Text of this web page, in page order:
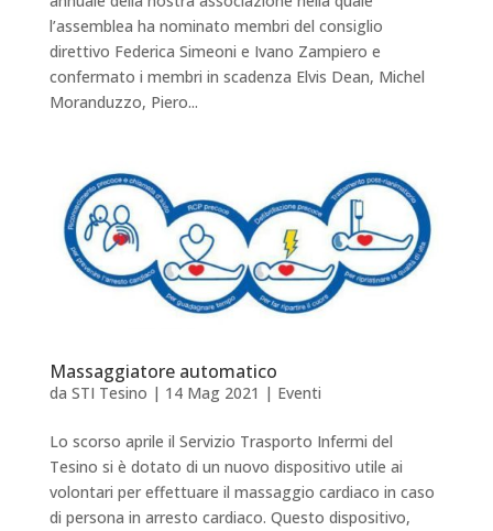
l’assemblea ha nominato membri del consiglio
direttivo Federica Simeoni e Ivano Zampiero e
confermato i membri in scadenza Elvis Dean, Michel
Moranduzzo, Piero...
Massaggiatore automatico
da STI Tesino | 14 Mag 2021 | Eventi
Lo scorso aprile il Servizio Trasporto Infermi del
Tesino si è dotato di un nuovo dispositivo utile ai
volontari per effettuare il massaggio cardiaco in caso
di persona in arresto cardiaco. Questo dispositivo,